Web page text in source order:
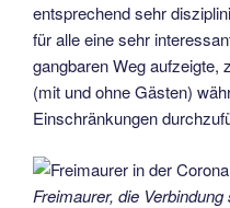
entsprechend sehr
für alle eine sehr
gangbaren Weg aufzeigte,
(mit und ohne Gästen)
Einschränkungen
Freimaurer, die Verbindung